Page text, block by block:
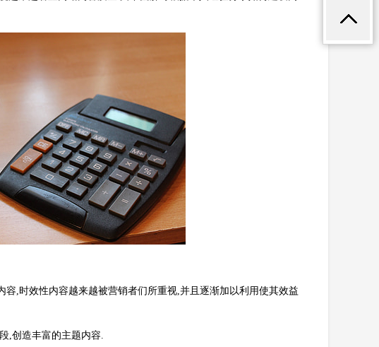
,时效性内容越来越被营销者们所重视,并且逐渐加以利用使其效益
,创造丰富的主题内容.